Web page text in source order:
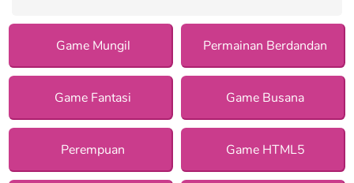
Game Mungil Permainan Berdandan
Game Fantasi Game Busana
Perempuan Game HTML5